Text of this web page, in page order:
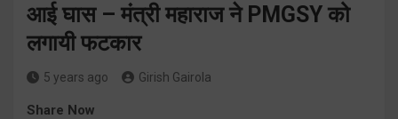
आई घास – मंत्री महाराज ने PMGSY को
लगायी फटकार
5 years ago Girish Gairola
Share Now